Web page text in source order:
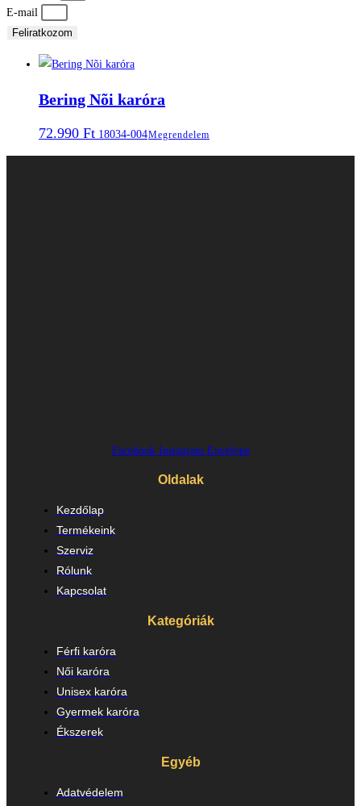
E-mail
Feliratkozom
Bering Nõi karóra
72.990 Ft 18034-004Megrendelem
Facebook Instagram Envelope
Oldalak
Kezdőlap
Termékeink
Szerviz
Rólunk
Kapcsolat
Kategóriák
Férfi karóra
Női karóra
Unisex karóra
Gyermek karóra
Ékszerek
Egyéb
Adatvédelem